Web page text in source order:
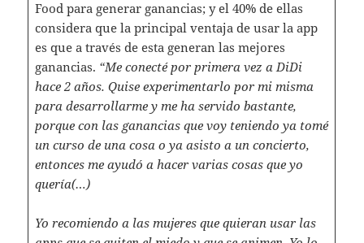
Food para generar ganancias; y el 40% de ellas
considera que la principal ventaja de usar la app
es que a través de esta generan las mejores
ganancias. “Me conecté por primera vez a DiDi
hace 2 años. Quise experimentarlo por mi misma
para desarrollarme y me ha servido bastante,
porque con las ganancias que voy teniendo ya tomé
un curso de una cosa o ya asisto a un concierto,
entonces me ayudó a hacer varias cosas que yo
quería(…)
Yo recomiendo a las mujeres que quieran usar las